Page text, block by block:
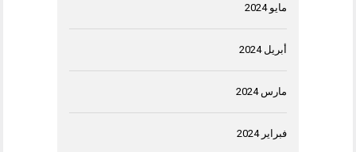
مايو 2024
أبريل 2024
مارس 2024
فبراير 2024